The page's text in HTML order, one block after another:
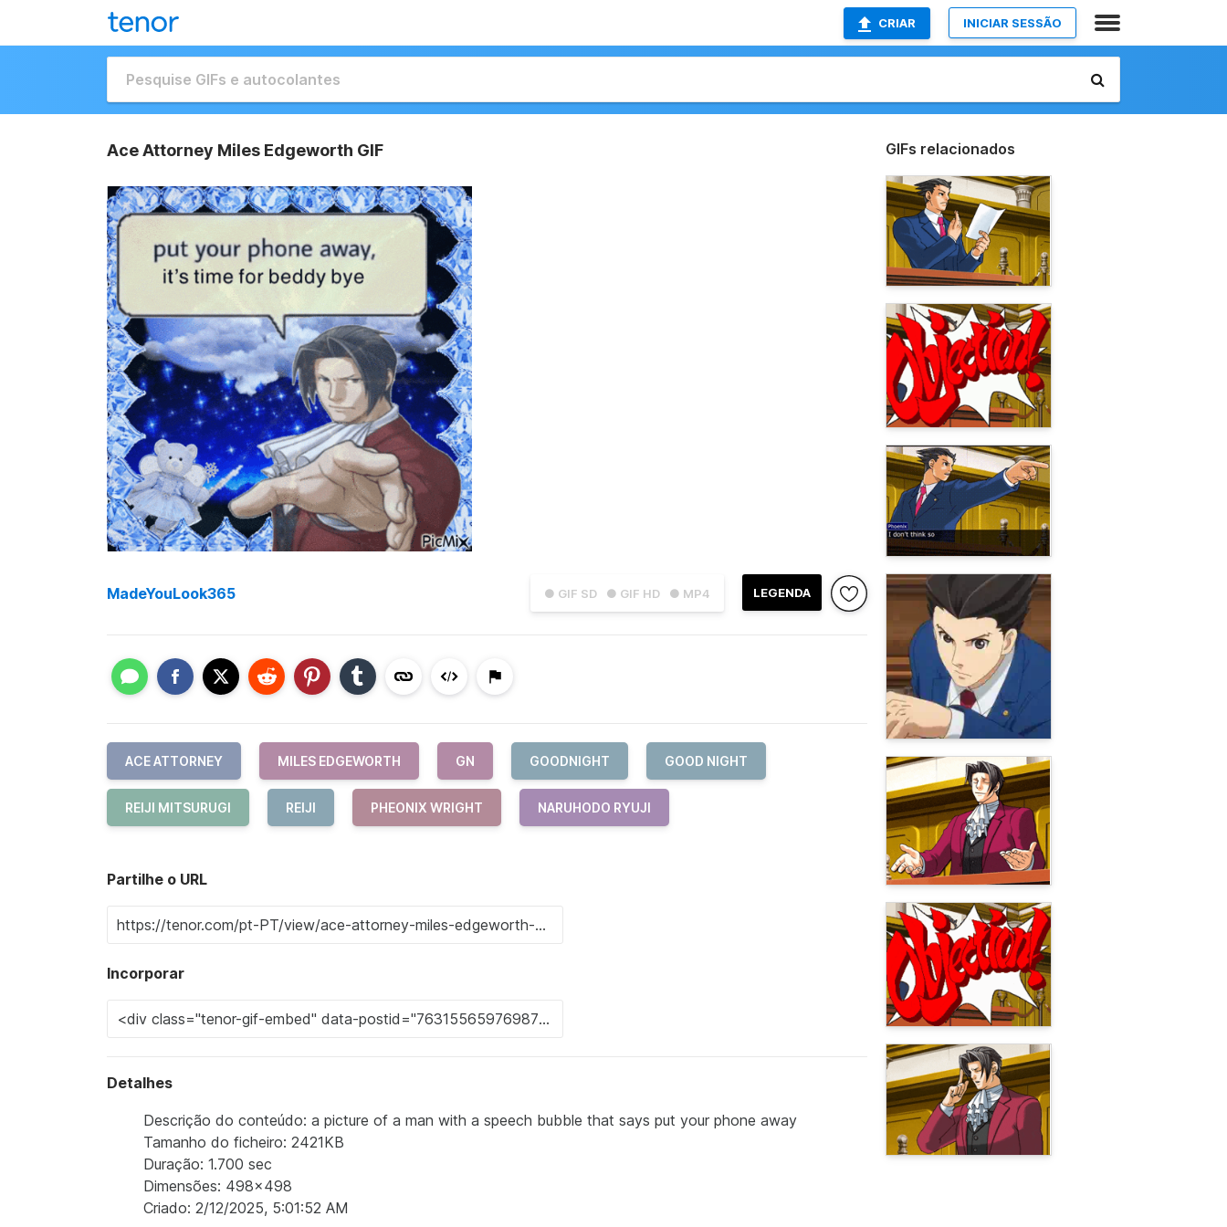
CRIAR INICIAR SESSÃO
Ace Attorney Miles Edgeworth GIF
● GIF SD ● GIF HD ● MP4 LEGENDA
MadeYouLook365
ACE ATTORNEY MILES EDGEWORTH GN GOODNIGHT GOOD NIGHT
REIJI MITSURUGI REIJI PHEONIX WRIGHT NARUHODO RYUJI
Partilhe o URL
Incorporar
Detalhes
Descrição do conteúdo: a picture of a man with a speech bubble that says put your phone away
Tamanho do ficheiro: 2421KB
Duração: 1.700 sec
Dimensões: 498x498
Criado: 2/12/2025, 5:01:52 AM
GIFs relacionados